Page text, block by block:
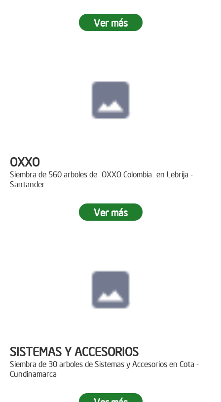
Ver más
OXXO
Siembra de 560 arboles de OXXO Colombia en Lebrija -
Santander
Ver más
SISTEMAS Y ACCESORIOS
Siembra de 30 arboles de Sistemas y Accesorios en Cota -
Cundinamarca